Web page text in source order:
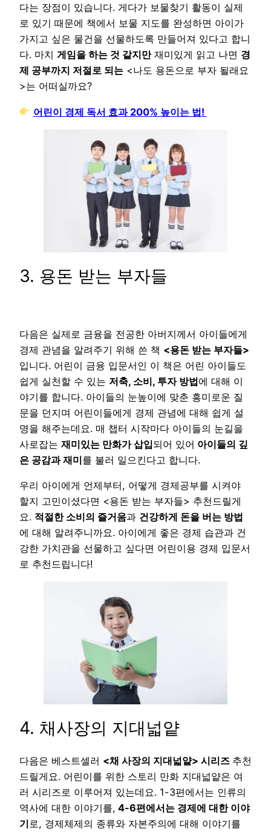
다는 장점이 있습니다. 게다가 보물찾기 활동이 실제
로 있기 때문에 책에서 보물 지도를 완성하면 아이가
가지고 싶은 물건을 선물하도록 만들어져 있다고 합니
다. 마치 게임을 하는 것 같지만재미있게 읽고 나면 경
제 공부까지 저절로 되는 <나도 용돈으로 부자 될래요
>는 어떠실까요?
어린이 경제 독서 효과 200% 높이는 법!
3. 용돈 받는 부자들
다음은 실제로 금융을 전공한 아버지께서 아이들에게
경제 관념을 알려주기 위해 쓴 책 <용돈 받는 부자들>
입니다. 어린이 금융 입문서인 이 책은 어린 아이들도
쉽게 실천할 수 있는 저축, 소비, 투자 방법에 대해 이
야기를 합니다. 아이들의 눈높이에 맞춘 흥미로운 질
문을 던지며 어린이들에게 경제 관념에 대해 쉽게 설
명을 해주는데요. 매 챕터 시작마다 아이들의 눈길을
사로잡는 재미있는 만화가 삽입되어 있어 아이들의 깊
은 공감과 재미를 불러 일으킨다고 합니다.
우리 아이에게 언제부터, 어떻게 경제공부를 시켜야
할지 고민이셨다면 <용돈 받는 부자들> 추천드릴게
요. 적절한 소비의 즐거움과 건강하게 돈을 버는 방법
에 대해 알려주니까요. 아이에게 좋은 경제 습관과 건
강한 가치관을 선물하고 싶다면 어린이용 경제 입문서
로 추천드립니다!
4. 채사장의 지대넓얕
다음은 베스트셀러 <채 사장의 지대넓얕> 시리즈 추천
드릴게요. 어린이를 위한 스토리 만화 지대넓얕은 여
러 시리즈로 이루어져 있는데요. 1-3편에서는 인류의
역사에 대한 이야기를, 4-6편에서는 경제에 대한 이야
기로, 경제체제의 종류와 자본주의에 대해 이야기를